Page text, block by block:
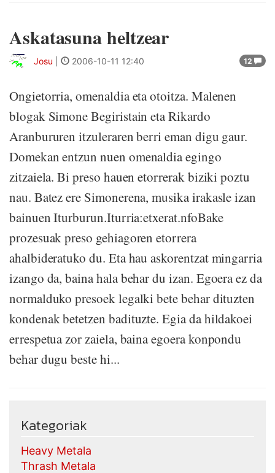
Askatasuna heltzear
12
Josu 2006-10-11 12:40
Ongietorria, omenaldia eta otoitza. Malenen
blogak Simone Begiristain eta Rikardo
Aranbururen itzuleraren berri eman digu gaur.
Domekan entzun nuen omenaldia egingo
zitzaiela. Bi preso hauen etorrerak biziki poztu
nau. Batez ere Simonerena, musika irakasle izan
bainuen Iturburun.Iturria:etxerat.nfoBake
prozesuak preso gehiagoren etorrera
ahalbideratuko du. Eta hau askorentzat mingarria
izango da, baina hala behar du izan. Egoera ez da
normalduko presoek legalki bete behar dituzten
kondenak betetzen badituzte. Egia da hildakoei
errespetua zor zaiela, baina egoera konpondu
behar dugu beste hi...
Kategoriak
Heavy Metala
Thrash Metala